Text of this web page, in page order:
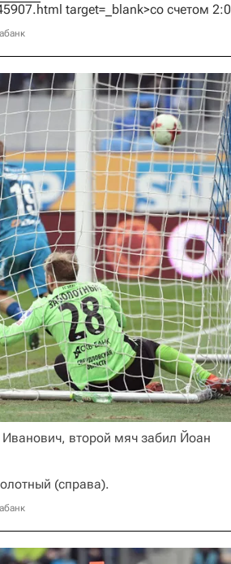
target=_blank>со счетом 2:0
второй мяч забил Йоан
(справа).